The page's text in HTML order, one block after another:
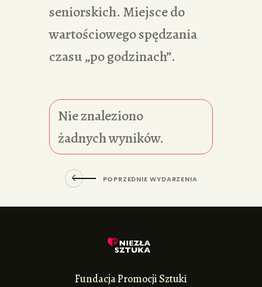
seniorskich. Miejsce do
wartościowego spędzania
czasu „po godzinach”.
Nie znaleziono
żadnych wyników.
POPRZEDNIE WYDARZENIA
Fundacja Promocji Sztuki